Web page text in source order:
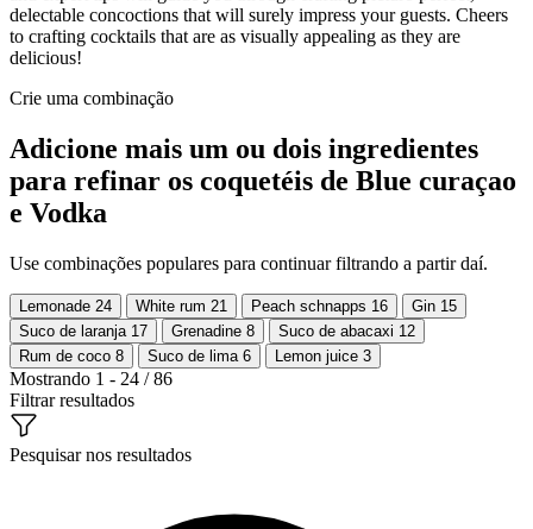
delectable concoctions that will surely impress your guests. Cheers
to crafting cocktails that are as visually appealing as they are
delicious!
Crie uma combinação
Adicione mais um ou dois ingredientes
para refinar os coquetéis de Blue curaçao
e Vodka
Use combinações populares para continuar filtrando a partir daí.
Lemonade 24 White rum 21 Peach schnapps 16 Gin 15
Suco de laranja 17 Grenadine 8 Suco de abacaxi 12
Rum de coco 8 Suco de lima 6 Lemon juice 3
Mostrando 1 - 24 / 86
Filtrar resultados
Pesquisar nos resultados